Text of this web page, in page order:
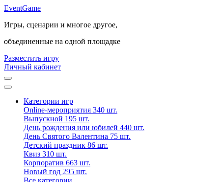
EventGame
Игры, сценарии и многое другое,
объединенные на одной площадке
Разместить игру
Личный кабинет
Категории игр
Online-мероприятия 340 шт.
Выпускной 195 шт.
День рождения или юбилей 440 шт.
День Святого Валентина 75 шт.
Детский праздник 86 шт.
Квиз 310 шт.
Корпоратив 663 шт.
Новый год 295 шт.
Все категории